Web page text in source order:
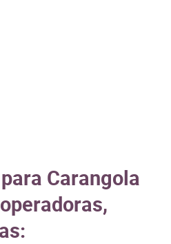
Carangola